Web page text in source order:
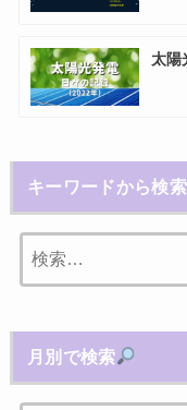
太陽
キーワードから検索
月別で検索